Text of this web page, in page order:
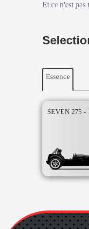
Et ce n'est
Essence
SEVEN 275 -